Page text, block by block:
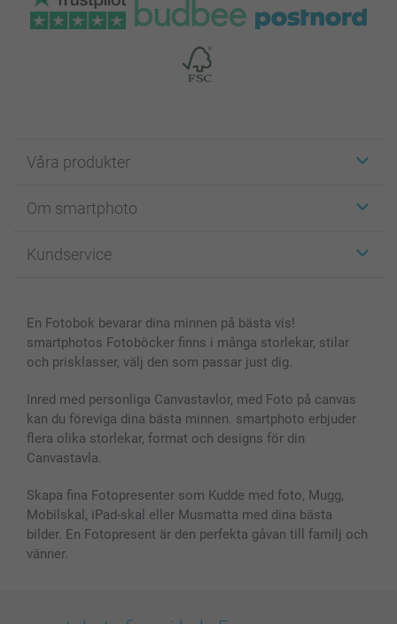
Våra produkter
Fotokort
Fotoböcker
Skal till Mobil & Surfplatta
MyNameBook
Fotoramar & Tillbehör
Presentkort
Alla fotoprodukter
Om smartphoto
För affiliates
Sitemap
Villkor och garantier
Kundservice
smartbonus
Priser & betalning
En Fotobok bevarar dina minnen på bästa vis!
smartphotos Fotoböcker finns i många storlekar, stilar
och prisklasser, välj den som passar just dig.
Inred med personliga Canvastavlor, med Foto på canvas
kan du föreviga dina bästa minnen. smartphoto erbjuder
flera olika storlekar, format och designs för din
Canvastavla.
Skapa fina Fotopresenter som Kudde med foto, Mugg,
Mobilskal, iPad-skal eller Musmatta med dina bästa
bilder. En Fotopresent är den perfekta gåvan till familj och
vänner.